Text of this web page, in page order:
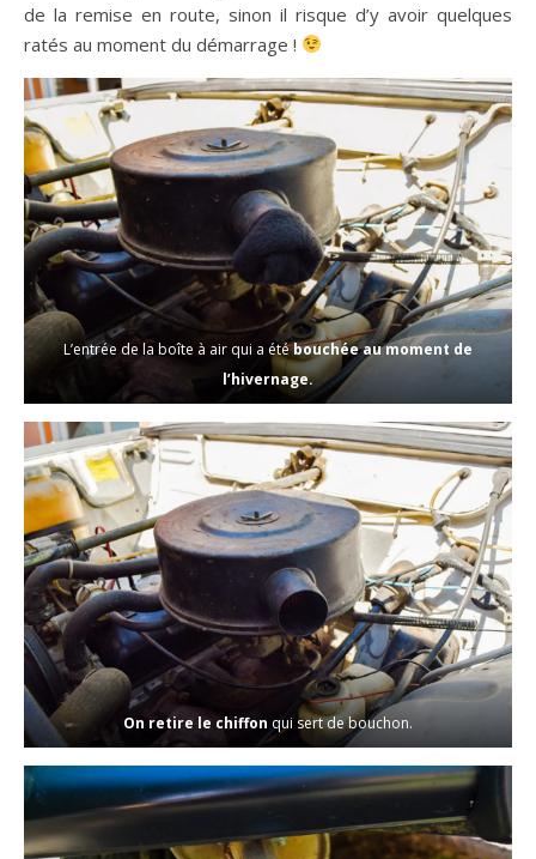
de la remise en route, sinon il risque d’y avoir quelques
ratés au moment du démarrage !
L’entrée de la boîte à air qui a étébouchée au moment de
l’hivernage.
On retire le chiffon qui sert de bouchon.